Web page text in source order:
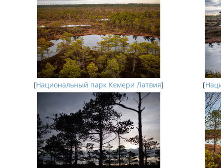
[Национальный парк Кемери Латвия] [